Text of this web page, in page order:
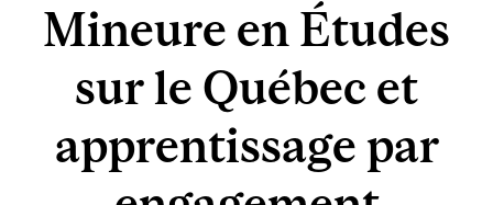
Mineure en Études
sur le Québec et
apprentissage par